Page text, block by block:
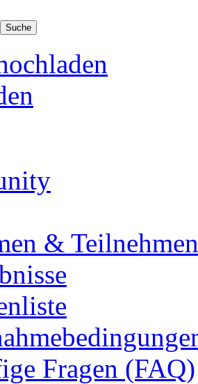
& Teilnehmen
Fragen (FAQ)